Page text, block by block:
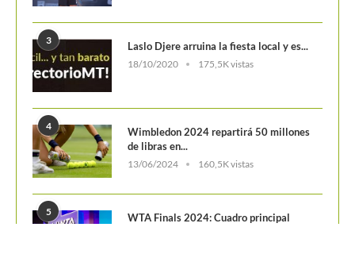
3 Laslo Djere arruina la fiesta local y es...
18/10/2020 175,5K vistas
4
Wimbledon 2024 repartirá 50 millones
de libras en...
13/06/2024 160,5K vistas
5 WTA Finals 2024: Cuadro principal